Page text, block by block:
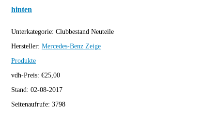
hinten
Unterkategorie: Clubbestand Neuteile
Hersteller: Mercedes-Benz Zeige
Produkte
vdh-Preis: €25,00
Stand: 02-08-2017
Seitenaufrufe: 3798